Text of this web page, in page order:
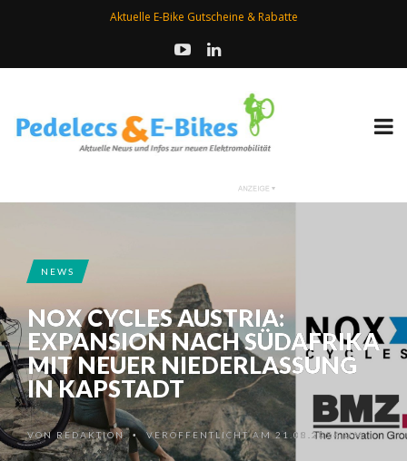
Aktuelle E-Bike Gutscheine & Rabatte
NEWS
NOX CYCLES AUSTRIA:
EXPANSION NACH SÜDAFRIKA
MIT NEUER NIEDERLASSUNG
IN KAPSTADT
VON REDAKTION •VERÖFFENTLICHT AM 21.08.2024 UM